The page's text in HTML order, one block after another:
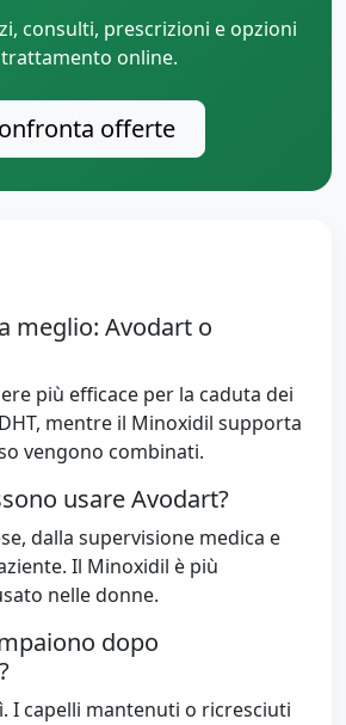
consulti, prescrizioni e opzioni
online.
offerte
meglio: Avodart o
più efficace per la caduta dei
mentre il Minoxidil supporta
vengono combinati.
usare Avodart?
dalla supervisione medica e
Il Minoxidil è più
nelle donne.
dopo
I capelli mantenuti o ricresciuti